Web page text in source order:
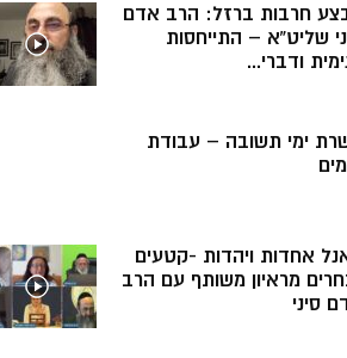
חרבות ברזל: הרב אדם
שליט”א – התייחסות
ודברי...
ימי תשובה – עבודת
אחדות ויהדות -קטעים
מראיון משותף עם הרב
סיני